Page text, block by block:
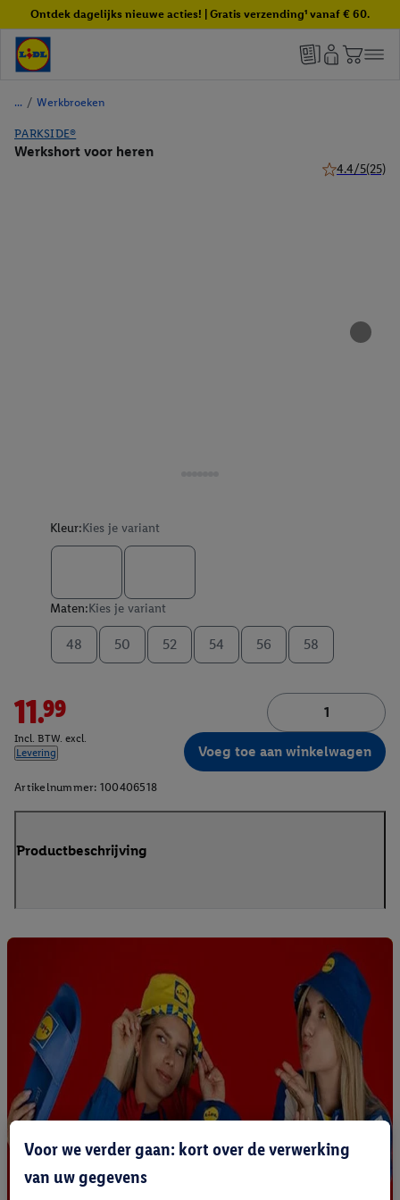
Ontdek dagelijks nieuwe acties! | Gratis verzending¹ vanaf € 60.
/ Werkbroeken
PARKSIDE®
Werkshort voor heren
4.4/5(25)
Kleur:Kies je variant
Maten:Kies je variant
48 50 52 54 56 58
11.99
Incl. BTW. excl.
Levering
Voeg toe aan winkelwagen
Artikelnummer: 100406518
Productbeschrijving
Voor we verder gaan: kort over de verwerking
van uw gegevens